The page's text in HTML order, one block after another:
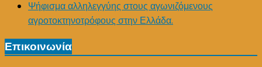
Ψήφισμα αλληλεγγύης στους αγωνιζόμενους
αγροτοκτηνοτρόφους στην Ελλάδα.
Επικοινωνία